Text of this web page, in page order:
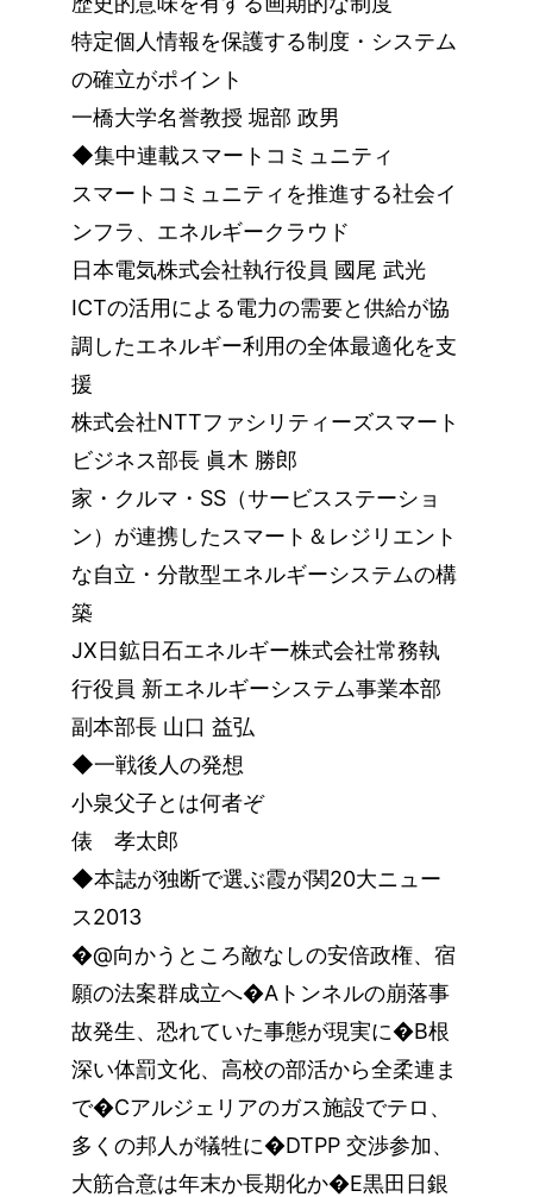
特定個人情報を保護する制度・システム
の確立がポイント
一橋大学名誉教授 堀部 政男
◆集中連載スマートコミュニティ
スマートコミュニティを推進する社会イ
ンフラ、エネルギークラウド
日本電気株式会社執行役員 國尾 武光
ICTの活用による電力の需要と供給が協
調したエネルギー利用の全体最適化を支
援
株式会社NTTファシリティーズスマート
ビジネス部長 眞木 勝郎
家・クルマ・SS（サービスステーショ
ン）が連携したスマート＆レジリエント
な自立・分散型エネルギーシステムの構
築
JX日鉱日石エネルギー株式会社常務執
行役員 新エネルギーシステム事業本部
副本部長 山口 益弘
◆一戦後人の発想
小泉父子とは何者ぞ
俵 孝太郎
◆本誌が独断で選ぶ霞が関20大ニュー
ス2013
�@向かうところ敵なしの安倍政権、宿
願の法案群成立へ�Aトンネルの崩落事
故発生、恐れていた事態が現実に�B根
深い体罰文化、高校の部活から全柔連ま
で�Cアルジェリアのガス施設でテロ、
多くの邦人が犠牲に�DTPP 交渉参加、
大筋合意は年末か長期化か�E黒田日銀